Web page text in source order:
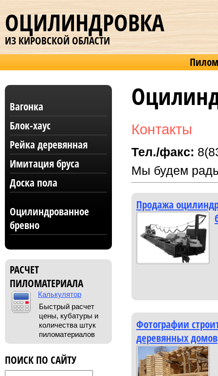
ОЦИЛИНДРОВКА
ИЗ КИРОВСКОЙ ОБЛАСТИ
Вагонка
Блок-хаус
Рейка деревянная
Имитация бруса
Доска пола
Оцилиндрованное
бревно
РАСЧЕТ
ПИЛОМАТЕРИАЛА
Калькулятор
Быстрый расчет
цены, кубатуры и
количества штук
пиломатериалов
ПОИСК ПО САЙТУ
Контакты
Тел./факс:
Мы будем
Продажа
Фотографии
деревянных домов